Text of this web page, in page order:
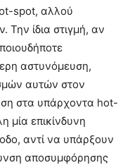
spot, αλλού
Την ίδια στιγμή, αν
αστυνόμευση,
αυτών στον
στα υπάρχοντα hot-
επικίνδυνη
αντί να υπάρξουν
αποσυμφόρησης